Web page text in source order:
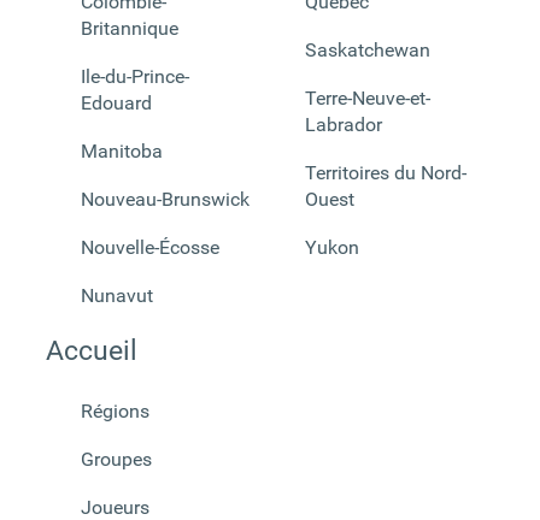
Britannique
Ile-du-Prince-
Edouard
Manitoba
Nouveau-Brunswick
Nouvelle-Écosse
Nunavut
Saskatchewan
Terre-Neuve-et-
Labrador
Territoires du Nord-
Ouest
Yukon
Accueil
Régions
Groupes
Joueurs